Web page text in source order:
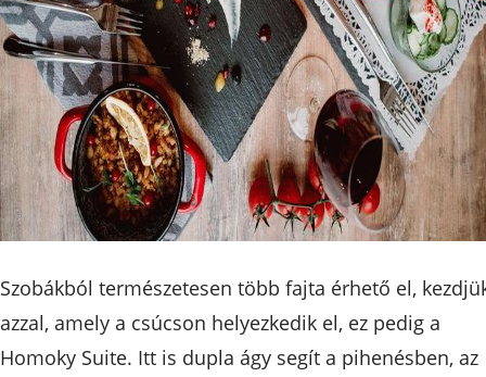
Szobákból természetesen több fajta érhető el,
azzal, amely a csúcson helyezkedik el, ez pedig a
Homoky Suite. Itt is dupla ágy segít a pihenésben, az